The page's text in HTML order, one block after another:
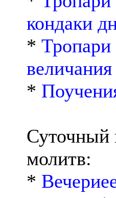
кондаки
* Тропари
*
Суточный
молитв:
*